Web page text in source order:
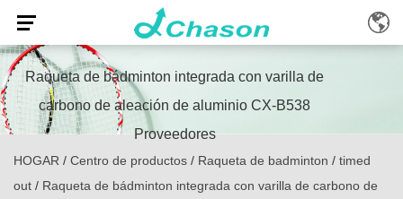
Raqueta de bádminton integrada con varilla de
carbono de aleación de aluminio CX-B538
Proveedores
HOGAR / Centro de productos / Raqueta de badminton / timed
out / Raqueta de bádminton integrada con varilla de carbono de